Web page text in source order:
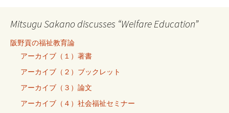
Mitsugu Sakano discusses “Welfare Education”
阪野貢の福祉教育論
アーカイブ（１）著書
アーカイブ（２）ブックレット
アーカイブ（３）論文
アーカイブ（４）社会福祉セミナー